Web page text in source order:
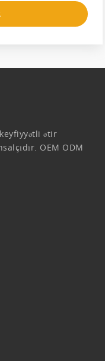
ətir
OEM ODM